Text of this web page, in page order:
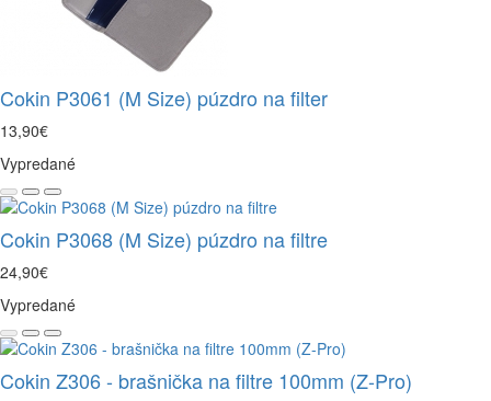
Cokin P3061 (M Size) púzdro na filter
13,90€
Vypredané
Cokin P3068 (M Size) púzdro na filtre
24,90€
Vypredané
Cokin Z306 - brašnička na filtre 100mm (Z-Pro)